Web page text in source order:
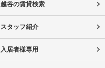
越谷の賃貸検索
スタッフ紹介
入居者様専用